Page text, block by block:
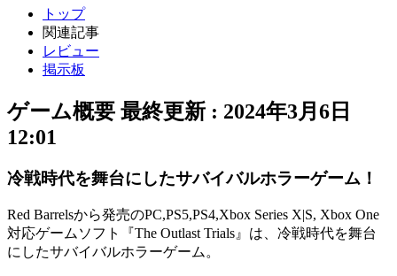
トップ
関連記事
レビュー
掲示板
ゲーム概要 最終更新 : 2024年3月6日
12:01
冷戦時代を舞台にしたサバイバルホラーゲーム！
Red Barrelsから発売のPC,PS5,PS4,Xbox Series X|S, Xbox One
対応ゲームソフト『The Outlast Trials』は、冷戦時代を舞台
にしたサバイバルホラーゲーム。